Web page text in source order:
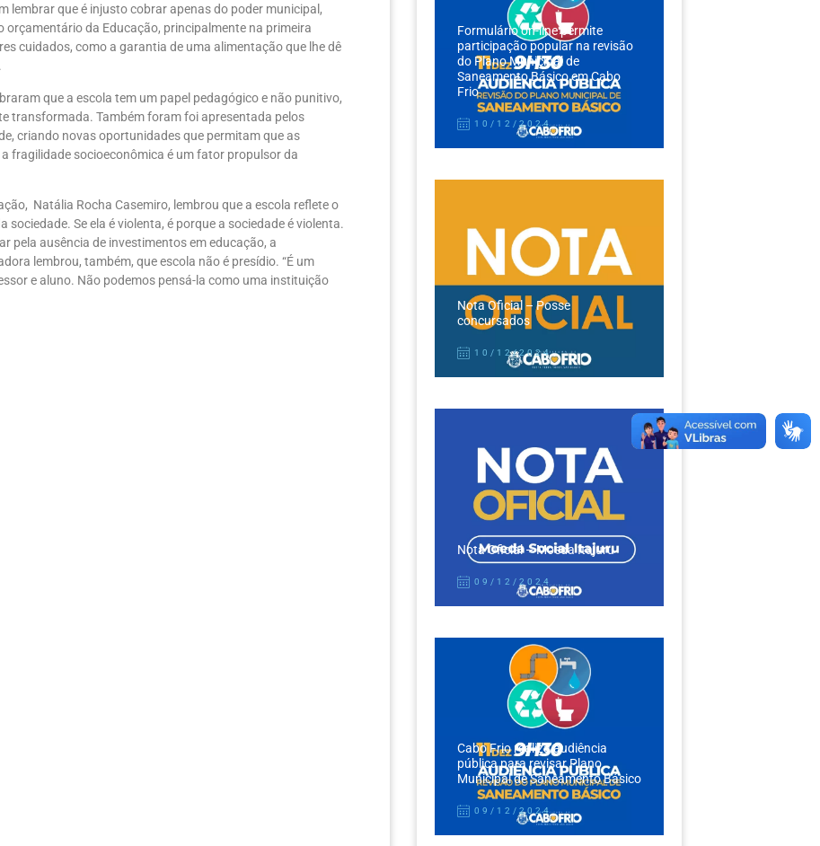
que é injusto cobrar apenas do poder municipal,
da Educação, principalmente na primeira
cuidados, como a garantia de uma alimentação que lhe dê
que a escola tem um papel pedagógico e não punitivo,
transformada. Também foram foi apresentada pelos
criando novas oportunidades que permitam que as
fragilidade socioeconômica é um fator propulsor da
Natália Rocha Casemiro, lembrou que a escola reflete o
Se ela é violenta, é porque a sociedade é violenta.
pela ausência de investimentos em educação, a
lembrou, também, que escola não é presídio. “É um
e aluno. Não podemos pensá-la como uma instituição
Formulário on-line permite
participação popular na revisão
do Plano Municipal de
Saneamento Básico em Cabo
Frio
10/12/2024
Nota Oficial – Posse
concursados
10/12/2024
Nota Oficial – Moeda Itajuru
09/12/2024
Cabo Frio realiza audiência
pública para revisar Plano
Municipal de Saneamento Básico
09/12/2024